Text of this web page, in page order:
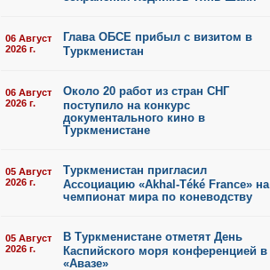
06 Август
2026 г.
Глава ОБСЕ прибыл с визитом в
Туркменистан
06 Август
2026 г.
Около 20 работ из стран СНГ
поступило на конкурс
документального кино в
Туркменистане
05 Август
2026 г.
Туркменистан пригласил
Ассоциацию «Akhal-Téké France» на
чемпионат мира по коневодству
05 Август
2026 г.
В Туркменистане отметят День
Каспийского моря конференцией в
«Авазе»